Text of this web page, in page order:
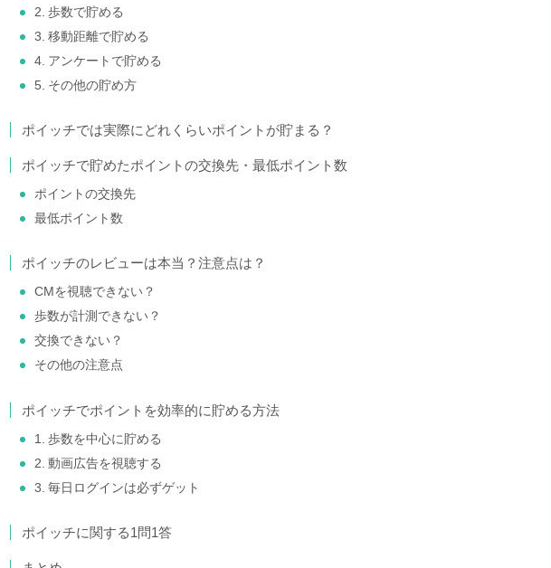
2. 歩数で貯める
3. 移動距離で貯める
4. アンケートで貯める
5. その他の貯め方
ポイッチでは実際にどれくらいポイントが貯まる？
ポイッチで貯めたポイントの交換先・最低ポイント数
ポイントの交換先
最低ポイント数
ポイッチのレビューは本当？注意点は？
CMを視聴できない？
歩数が計測できない？
交換できない？
その他の注意点
ポイッチでポイントを効率的に貯める方法
1. 歩数を中心に貯める
2. 動画広告を視聴する
3. 毎日ログインは必ずゲット
ポイッチに関する1問1答